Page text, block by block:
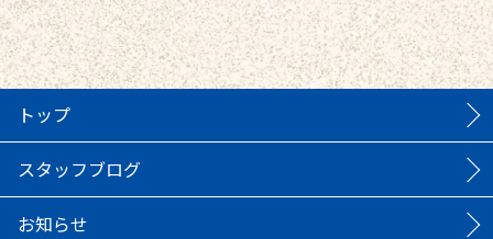
トップ
スタッフブログ
お知らせ